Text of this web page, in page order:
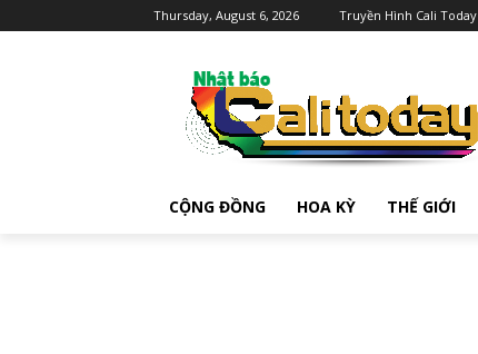
Thursday, August 6, 2026 Truyền Hình Cali Today
CỘNG ĐỒNG HOA KỲ THẾ GIỚI